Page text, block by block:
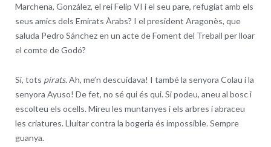
Marchena, González, el rei Felip VI i el seu pare, refugiat amb els
seus amics dels Emirats Àrabs? I el president Aragonès, que
saluda Pedro Sánchez en un acte de Foment del Treball per lloar
el comte de Godó?
Sí, tots pirats. Ah, me’n descuidava! I també la senyora Colau i la
senyora Ayuso! De fet, no sé qui és qui. Si podeu, aneu al bosc i
escolteu els ocells. Mireu les muntanyes i els arbres i abraceu
les criatures. Lluitar contra la bogeria és impossible. Sempre
guanya.